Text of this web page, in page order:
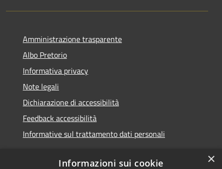
Amministrazione trasparente
Albo Pretorio
Informativa privacy
Note legali
Dichiarazione di accessibilità
Feedback accessibilità
Informative sul trattamento dati personali
×
Informazioni sui cookie